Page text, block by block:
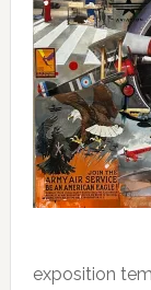
exposition